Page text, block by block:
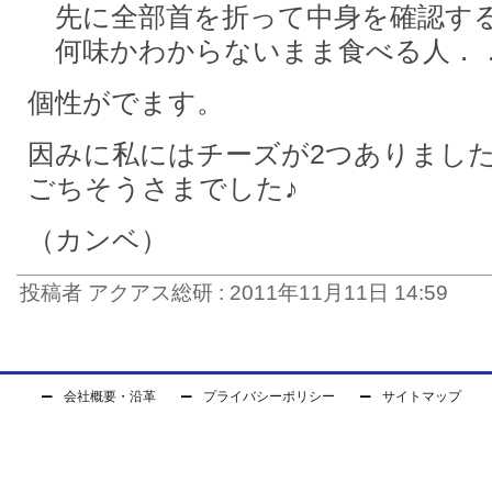
先に全部首を折って中身を確認す
何味かわからないまま食べる人．
個性がでます。
因みに私にはチーズが2つありまし
ごちそうさまでした♪
（カンベ）
投稿者 アクアス総研 : 2011年11月11日 14:59
会社概要・沿革 プライバシーポリシー サイトマップ